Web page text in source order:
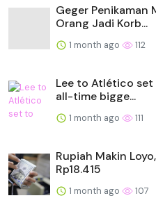
Geger Penikaman
Orang Jadi Korb...
1 month ago 112
Lee to Atlético
all-time bigge...
1 month ago 111
Rupiah Makin
Rp18.415
1 month ago 107